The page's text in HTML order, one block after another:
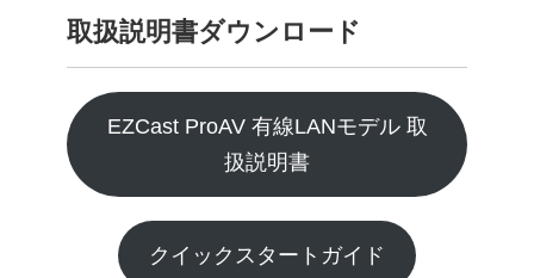
取扱説明書ダウンロード
EZCast ProAV 有線LANモデル 取
扱説明書
クイックスタートガイド